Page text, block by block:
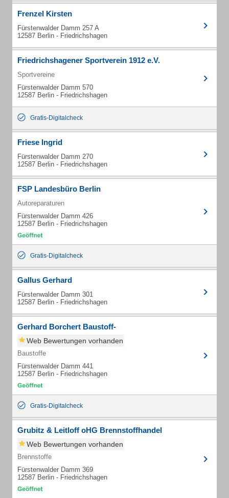
Frenzel Kirsten
Fürstenwalder Damm 257 A
12587 Berlin - Friedrichshagen
Friedrichshagener Sportverein 1912 e.V.
Sportvereine
Fürstenwalder Damm 570
12587 Berlin - Friedrichshagen
Gratis-Digitalcheck
Friese Ingrid
Fürstenwalder Damm 270
12587 Berlin - Friedrichshagen
FSP Landesbüro Berlin
Autoreparaturen
Fürstenwalder Damm 426
12587 Berlin - Friedrichshagen
Gratis-Digitalcheck
Gallus Gerhard
Fürstenwalder Damm 301
12587 Berlin - Friedrichshagen
Gerhard Borchert Baustoff-
Web Bewertungen vorhanden
Baustoffe
Fürstenwalder Damm 441
12587 Berlin - Friedrichshagen
Gratis-Digitalcheck
Grubitz & Leitloff oHG Brennstoffhandel
Web Bewertungen vorhanden
Brennstoffe
Fürstenwalder Damm 369
12587 Berlin - Friedrichshagen